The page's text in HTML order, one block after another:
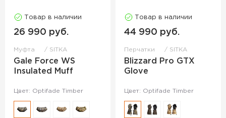
Товар в наличии
26 990 руб.
Муфта SITKA
Gale Force WS
Insulated Muff
Цвет: Optifade Timber
Товар в наличии
44 990 руб.
Перчатки SITKA
Blizzard Pro GTX
Glove
Цвет: Optifade Timber